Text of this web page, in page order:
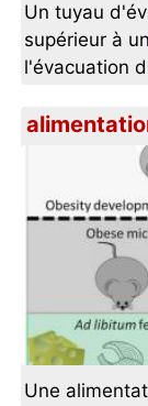
Un tuyau
supérieur à
l'évacuation
Une